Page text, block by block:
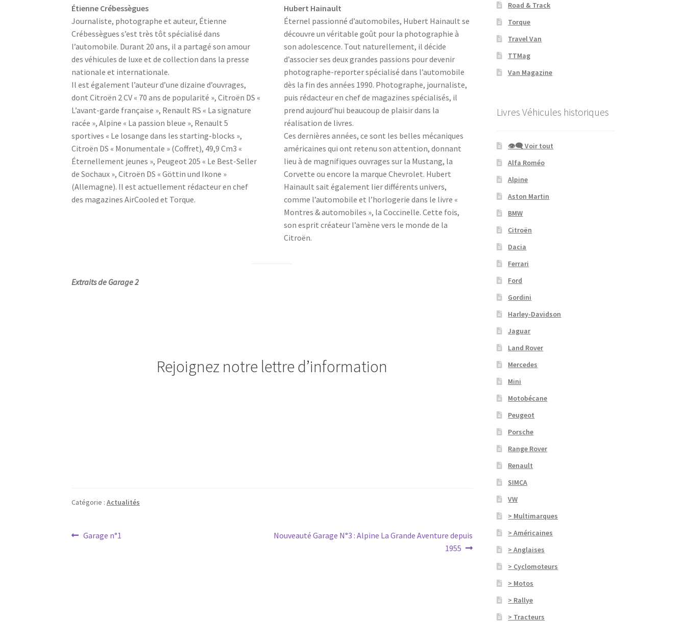
Étienne Crébessègues
Journaliste, photographe et auteur, Étienne
Crébessègues s’est très tôt spécialisé dans
l’automobile. Durant 20 ans, il a partagé son amour
des véhicules de luxe et de collection dans la presse
nationale et internationale.
Il est également l’auteur d’une dizaine d’ouvrages,
dont Citroën 2 CV « 70 ans de popularité », Citroën DS «
L’avant-garde française », Renault RS « La signature
racée », Alpine « La passion bleue », Renault 5
sportives « Le losange dans les starting-blocks »,
Citroën DS « Monumentale » (Coffret), 49,9 Cm3 «
Éternellement jeunes », Peugeot 205 « Le Best-Seller
de Sochaux », Citroën DS « Göttin und Ikone »
(Allemagne). Il est actuellement rédacteur en chef
des magazines AirCooled et Torque.
Hubert Hainault
Éternel passionné d’automobiles, Hubert Hainault se
découvre un véritable goût pour la photographie à
son adolescence. Tout naturellement, il décide
d’associer ses deux grandes passions pour devenir
photographe-reporter spécialisé dans l’automobile
dès la fin des années 1990. Photographe, journaliste,
puis rédacteur en chef de magazines spécialisés, il
prend aujourd’hui beaucoup de plaisir dans la
réalisation de livres.
Ces dernières années, ce sont les belles mécaniques
américaines qui ont retenu son attention, donnant
lieu à de magnifiques ouvrages sur la Mustang, la
Corvette ou encore la marque Chevrolet. Hubert
Hainault sait également lier différents univers,
comme l’automobile et l’horlogerie dans le livre «
Montres & automobiles », la Coccinelle. Cette fois,
son esprit créateur l’amène vers le monde de la
Citroën.
Extraits de Garage 2
Rejoignez notre lettre d’information
Catégorie :Actualités
Navigation
Article
Garage n°1
Article
Nouveauté Garage N°3 : Alpine La Grande Aventure depuis
1955
Road & Track
Torque
Travel Van
TTMag
Van Magazine
Livres Véhicules historiques
👁‍🗨 Voir tout
Alfa Roméo
Alpine
Aston Martin
BMW
Citroën
Dacia
Ferrari
Ford
Gordini
Harley-Davidson
Jaguar
Land Rover
Mercedes
Mini
Motobécane
Peugeot
Porsche
Range Rover
Renault
SIMCA
VW
> Multimarques
> Américaines
> Anglaises
> Cyclomoteurs
> Motos
> Rallye
> Tracteurs